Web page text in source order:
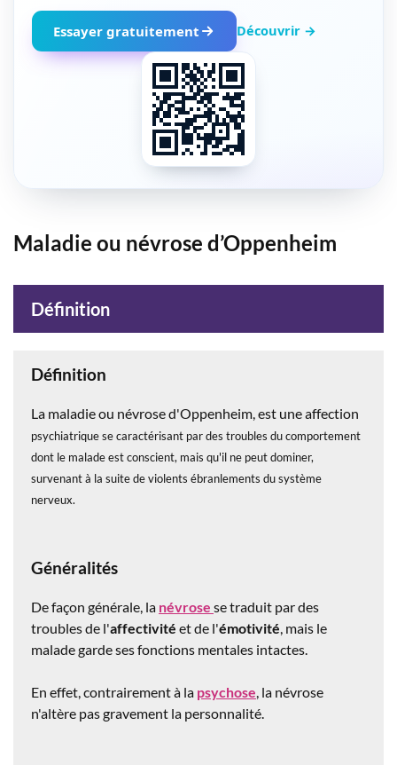
Essayer gratuitement Découvrir →
Maladie ou névrose d’Oppenheim
Définition
Définition
La maladie ou névrose d'Oppenheim, est une affection
psychiatrique se caractérisant par des troubles du comportement
dont le malade est conscient, mais qu'il ne peut dominer,
survenant à la suite de violents ébranlements du système
nerveux.
Généralités
De façon générale, la névrose se traduit par des
troubles de l'affectivité et de l'émotivité, mais le
malade garde ses fonctions mentales intactes.
En effet, contrairement à la psychose, la névrose
n'altère pas gravement la personnalité.